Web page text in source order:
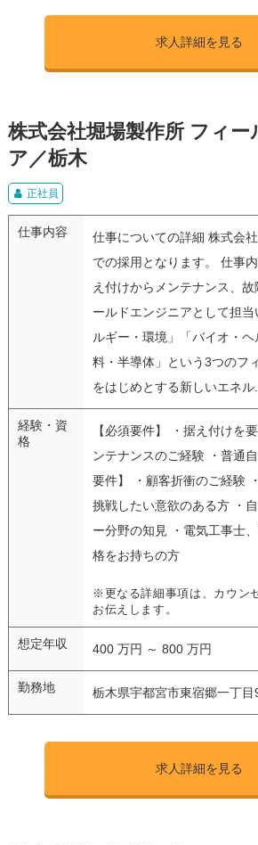
求人詳細を見る
株式会社堀場製作所 フィ
ア／栃木
正社員
仕事内容
仕事についての詳細 株式会
での採用となります。 仕事
え付けからメンテナンス、
ールドエンジニアとして担
ルギー・環境」「バイオ・
料・半導体」という3つのフ
をはじめとする新しいエネル...
経験・資
格
【必須要件】 ・据え付けを
ンテナンスのご経験 ・普通
要件】 ・顧客折衝のご経験
挑戦したい意欲のある方 ・
ー分野の知見 ・電気工事士
格をお持ちの方
※更なる詳細事項は、カウン
お伝えします。
想定年収 400 万円 ～ 800 万円
勤務地 栃木県宇都宮市東宿郷一丁目
求人詳細を見る